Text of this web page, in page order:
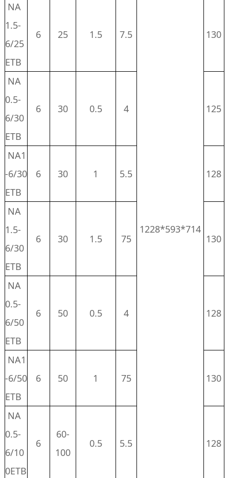
1228*593*714
NA
1.5-
6/25
ETB
6 25 1.5 7.5 130
NA
0.5-
6/30
ETB
6 30 0.5 4 125
NA1
-6/30
ETB
6 30 1 5.5 128
NA
1.5-
6/30
ETB
6 30 1.5 75 130
NA
0.5-
6/50
ETB
6 50 0.5 4 128
NA1
-6/50
ETB
6 50 1 75 130
NA
0.5-
6/10
0ETB
6
60-
100
0.5 5.5 128